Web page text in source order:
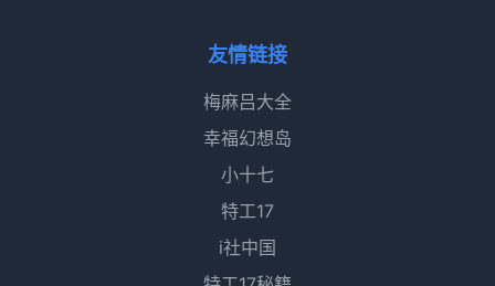
友情链接
梅麻吕大全
幸福幻想岛
小十七
特工17
i社中国